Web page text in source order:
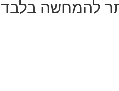
להמחשה בלבד